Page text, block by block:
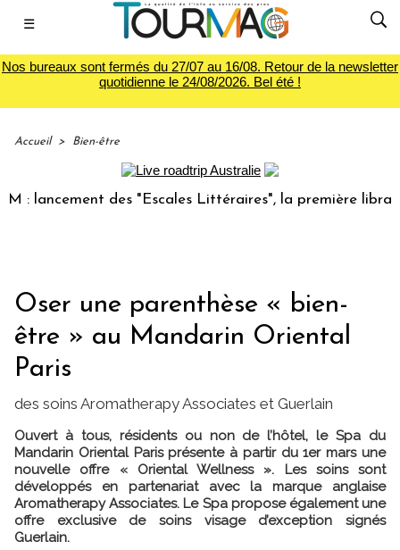
☰
Nos bureaux sont fermés du 27/07 au 16/08. Retour de la newsletter
quotidienne le 24/08/2026. Bel été !
Accueil > Bien-être
lancement des "Escales Littéraires", la première librairie
Oser une parenthèse « bien-
être » au Mandarin Oriental
Paris
des soins Aromatherapy Associates et Guerlain
Ouvert à tous, résidents ou non de l’hôtel, le Spa du
Mandarin Oriental Paris présente à partir du 1er mars une
nouvelle offre « Oriental Wellness ». Les soins sont
développés en partenariat avec la marque anglaise
Aromatherapy Associates. Le Spa propose également une
offre exclusive de soins visage d’exception signés
Guerlain.